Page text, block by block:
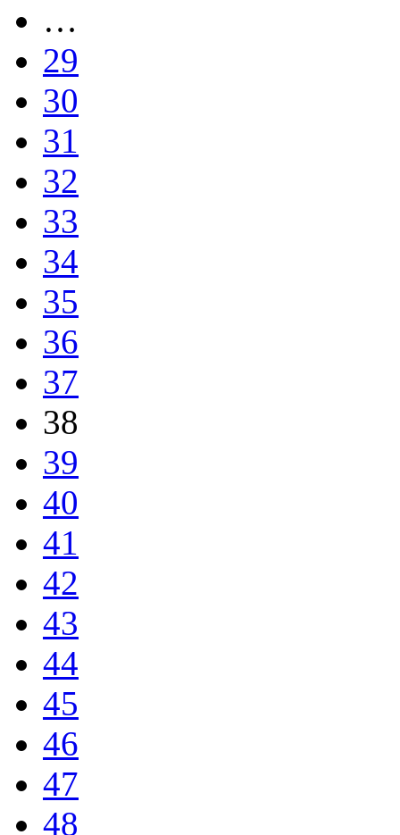
…
29
30
31
32
33
34
35
36
37
38
39
40
41
42
43
44
45
46
47
48